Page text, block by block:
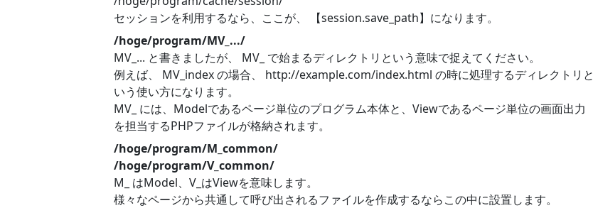
セッションを利用するなら、ここが、 【session.save_path】になります。
/hoge/program/MV_.../
MV_... と書きましたが、 MV_ で始まるディレクトリという意味で捉えてください。
例えば、 MV_index の場合、 http://example.com/index.html の時に処理するディレクトリと
いう使い方になります。
MV_ には、Modelであるページ単位のプログラム本体と、Viewであるページ単位の画面出力
を担当するPHPファイルが格納されます。
/hoge/program/M_common/
/hoge/program/V_common/
M_ はModel、V_はViewを意味します。
様々なページから共通して呼び出されるファイルを作成するならこの中に設置します。